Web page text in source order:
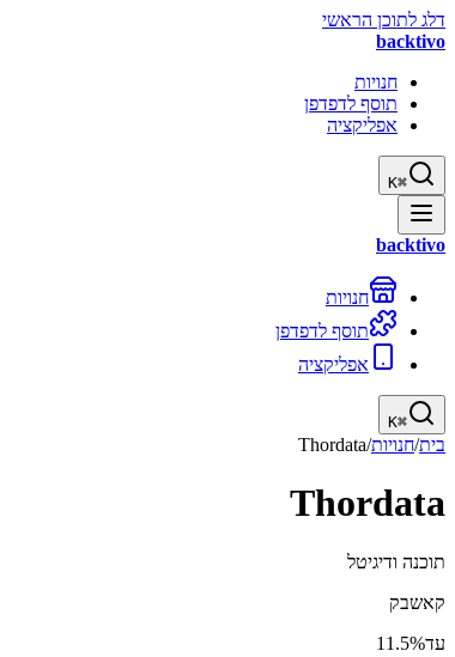
דלג לתוכן הראשי
backtivo
חנויות
תוסף לדפדפן
אפליקציה
⌘
K
backtivo
חנויות
תוסף לדפדפן
אפליקציה
⌘
K
בית/חנויות/
Thordata
Thordata
תוכנה ודיגיטל
קאשבק
עד11.5%